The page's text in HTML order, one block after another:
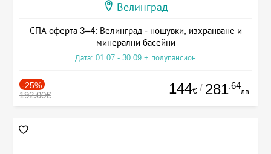
Велинград
СПА оферта 3=4: Велинград - нощувки, изхранване и
минерални басейни
Дата: 01.07 - 30.09 + полупансион
-25%
192.00€ 144€ / 281.64
лв.